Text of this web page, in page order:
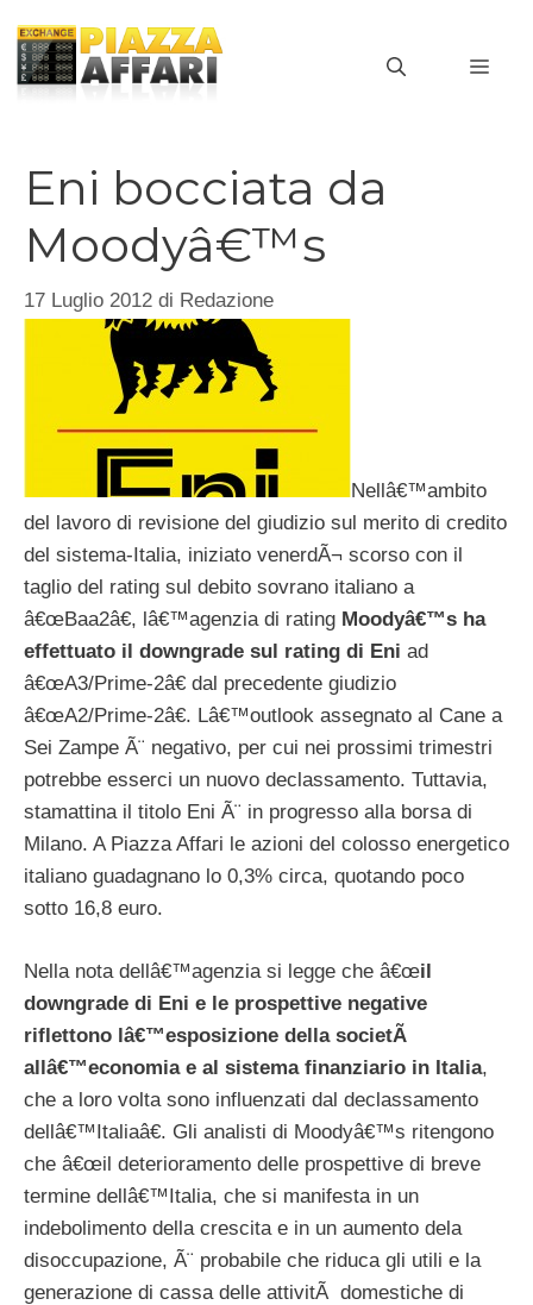
contenuto
Eni bocciata da
Moodyâ€™s
17 Luglio 2012 di Redazione
Nellâ€™ambito
del lavoro di revisione del giudizio sul merito di credito
del sistema-Italia, iniziato venerdÃ¬ scorso con il
taglio del rating sul debito sovrano italiano a
â€œBaa2â€, lâ€™agenzia di rating Moodyâ€™s ha
effettuato il downgrade sul rating di Eni ad
â€œA3/Prime-2â€ dal precedente giudizio
â€œA2/Prime-2â€. Lâ€™outlook assegnato al Cane a
Sei Zampe Ã¨ negativo, per cui nei prossimi trimestri
potrebbe esserci un nuovo declassamento. Tuttavia,
stamattina il titolo Eni Ã¨ in progresso alla borsa di
Milano. A Piazza Affari le azioni del colosso energetico
italiano guadagnano lo 0,3% circa, quotando poco
sotto 16,8 euro.
Nella nota dellâ€™agenzia si legge che â€œil
downgrade di Eni e le prospettive negative
riflettono lâ€™esposizione della societÃ
allâ€™economia e al sistema finanziario in Italia,
che a loro volta sono influenzati dal declassamento
dellâ€™Italiaâ€. Gli analisti di Moodyâ€™s ritengono
che â€œil deterioramento delle prospettive di breve
termine dellâ€™Italia, che si manifesta in un
indebolimento della crescita e in un aumento dela
disoccupazione, Ã¨ probabile che riduca gli utili e la
generazione di cassa delle attivitÃ domestiche di